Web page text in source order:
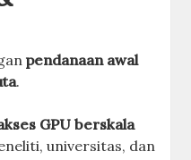
pendanaan awal
.
GPU berskala
universitas, dan